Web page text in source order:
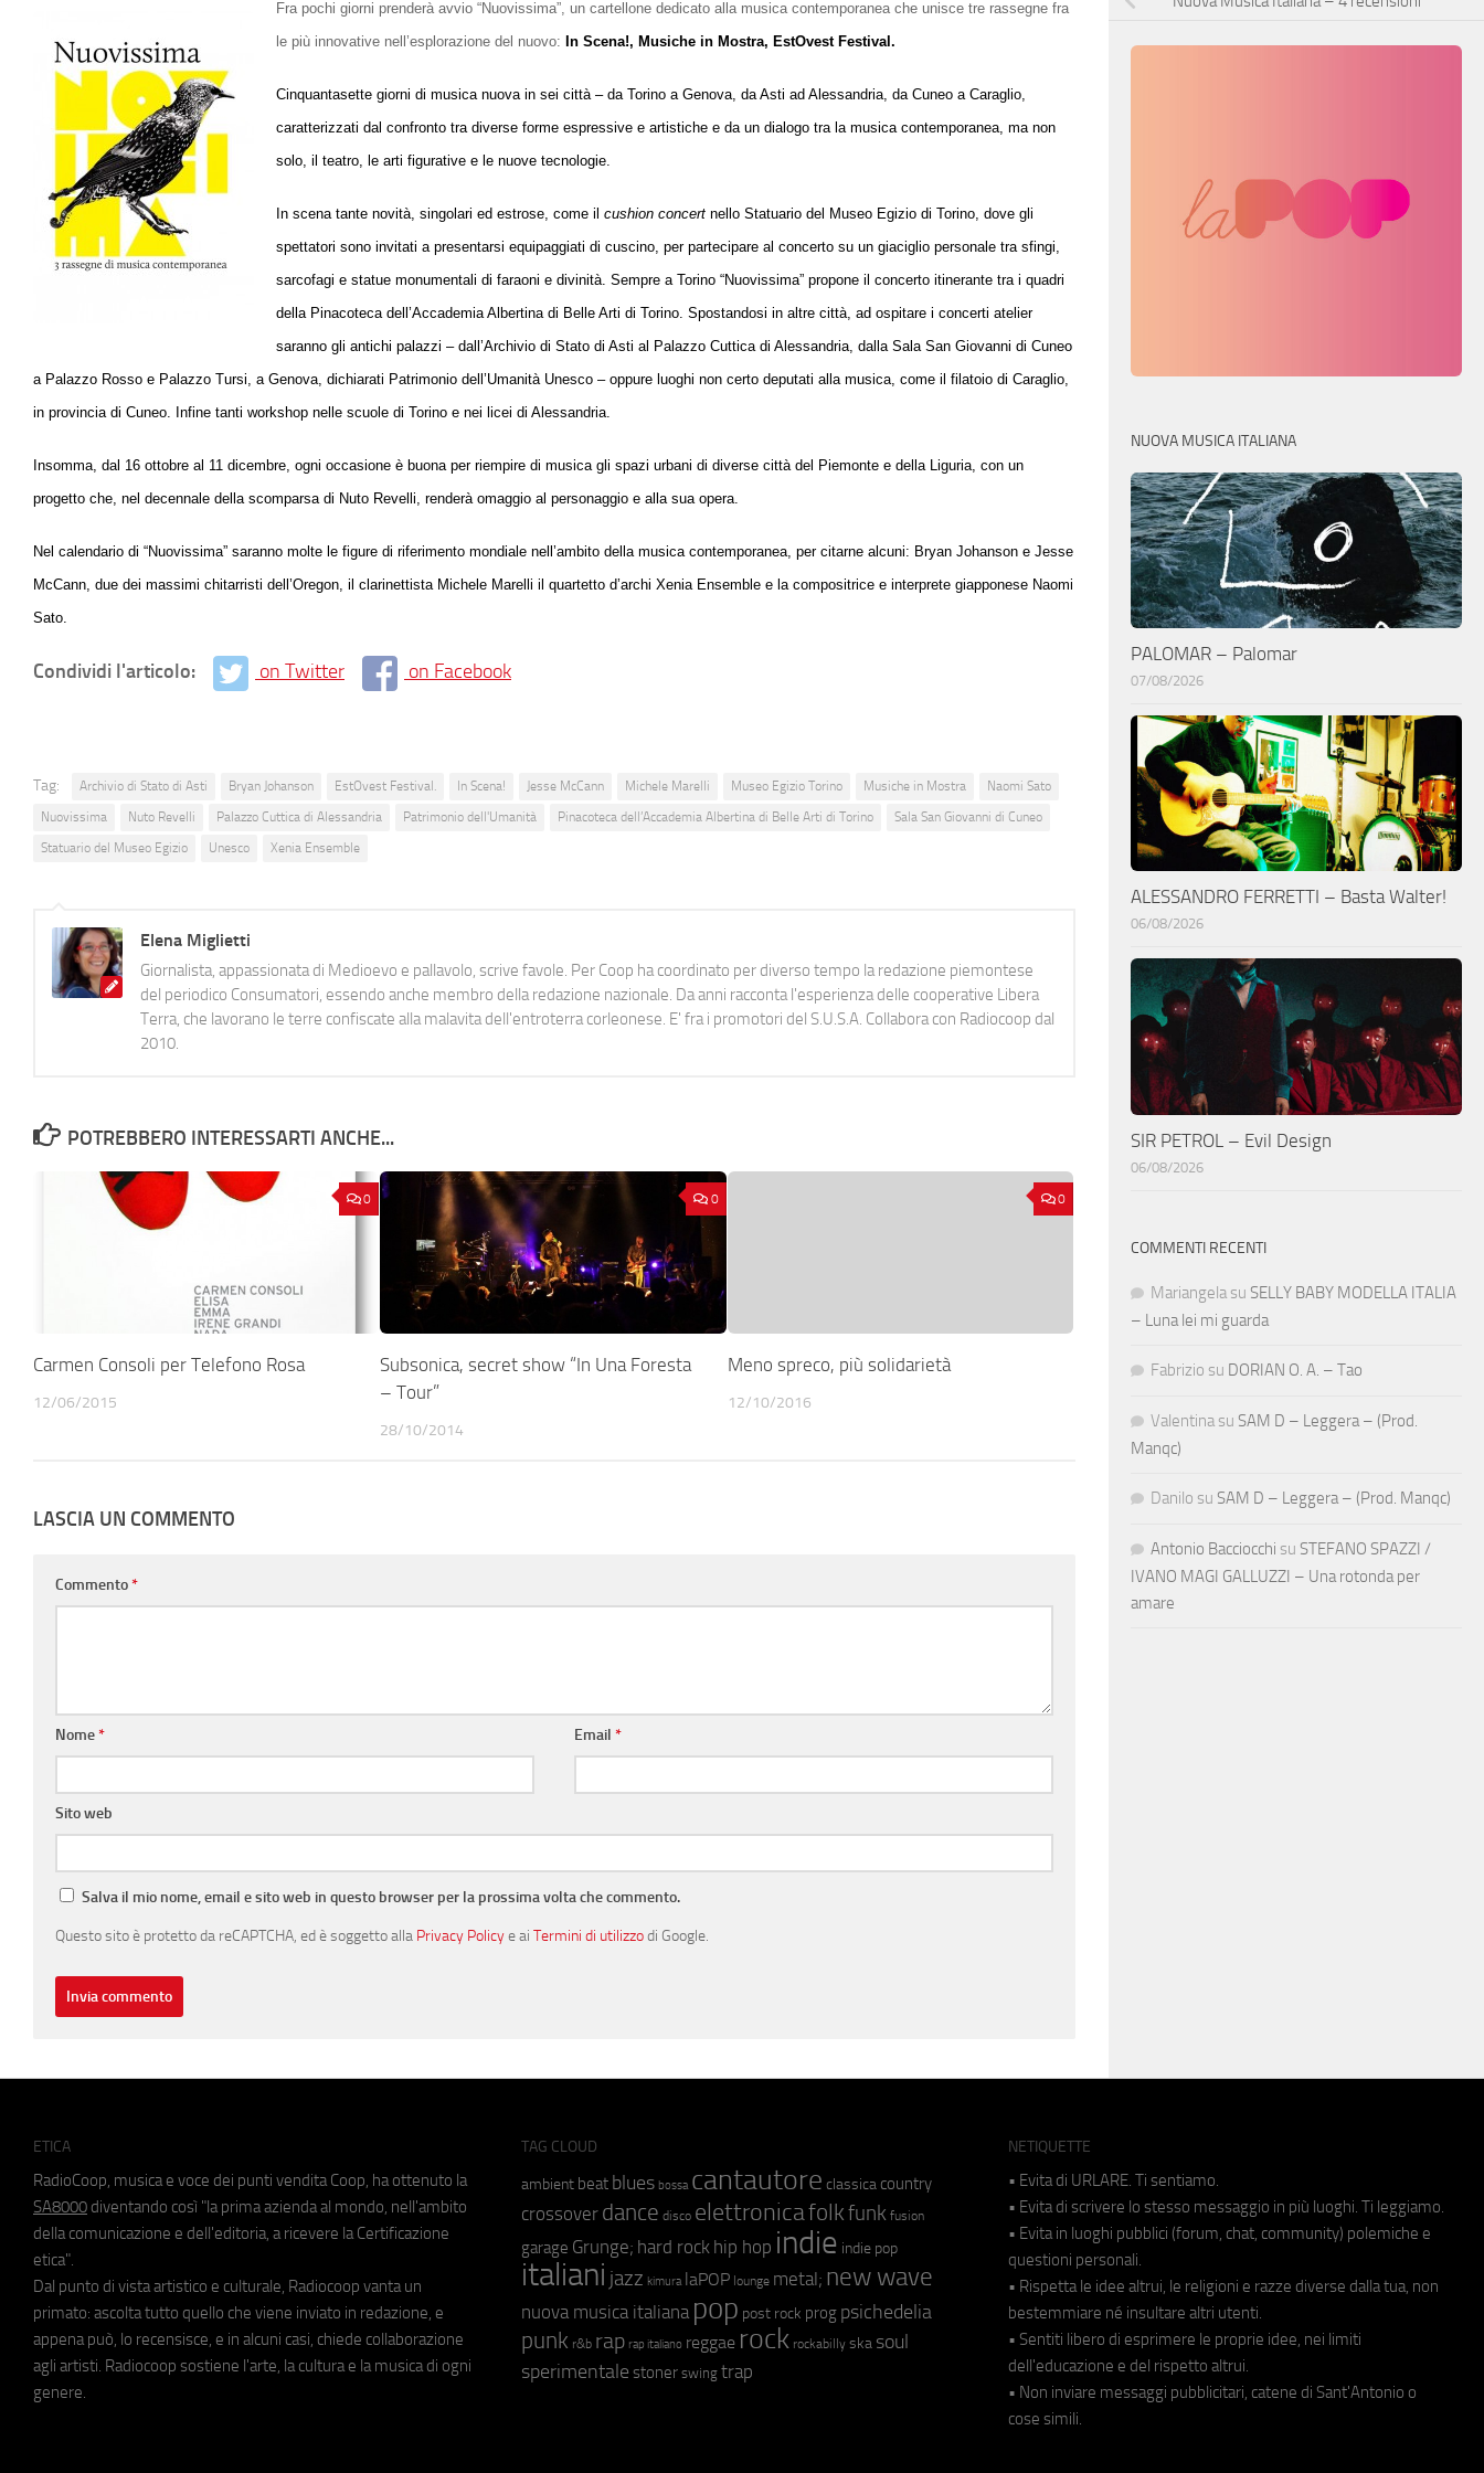
Fra pochi giorni prenderà avvio “Nuovissima”, un cartellone dedicato alla musica contemporanea che unisce tre rassegne fra
le più innovative nell’esplorazione del nuovo: In Scena!, Musiche in Mostra, EstOvest Festival.
Cinquantasette giorni di musica nuova in sei città – da Torino a Genova, da Asti ad Alessandria, da Cuneo a Caraglio,
caratterizzati dal confronto tra diverse forme espressive e artistiche e da un dialogo tra la musica contemporanea, ma non
solo, il teatro, le arti figurative e le nuove tecnologie.
In scena tante novità, singolari ed estrose, come il cushion concert nello Statuario del Museo Egizio di Torino, dove gli
spettatori sono invitati a presentarsi equipaggiati di cuscino, per partecipare al concerto su un giaciglio personale tra sfingi,
sarcofagi e statue monumentali di faraoni e divinità. Sempre a Torino “Nuovissima” propone il concerto itinerante tra i quadri
della Pinacoteca dell’Accademia Albertina di Belle Arti di Torino. Spostandosi in altre città, ad ospitare i concerti atelier
saranno gli antichi palazzi – dall’Archivio di Stato di Asti al Palazzo Cuttica di Alessandria, dalla Sala San Giovanni di Cuneo
a Palazzo Rosso e Palazzo Tursi, a Genova, dichiarati Patrimonio dell’Umanità Unesco – oppure luoghi non certo deputati alla musica, come il filatoio di Caraglio,
in provincia di Cuneo. Infine tanti workshop nelle scuole di Torino e nei licei di Alessandria.
Insomma, dal 16 ottobre al 11 dicembre, ogni occasione è buona per riempire di musica gli spazi urbani di diverse città del Piemonte e della Liguria, con un
progetto che, nel decennale della scomparsa di Nuto Revelli, renderà omaggio al personaggio e alla sua opera.
Nel calendario di “Nuovissima” saranno molte le figure di riferimento mondiale nell’ambito della musica contemporanea, per citarne alcuni: Bryan Johanson e Jesse
McCann, due dei massimi chitarristi dell’Oregon, il clarinettista Michele Marelli il quartetto d’archi Xenia Ensemble e la compositrice e interprete giapponese Naomi
Sato.
Condividi l'articolo: on Twitter on Facebook
Tag: Archivio di Stato di Asti Bryan Johanson EstOvest Festival. In Scena! Jesse McCann Michele Marelli Museo Egizio Torino Musiche in Mostra
Naomi Sato
Nuovissima
Nuto Revelli Palazzo Cuttica di Alessandria Patrimonio dell'Umanità Pinacoteca dell’Accademia Albertina di Belle Arti di Torino
Sala San Giovanni di Cuneo
Statuario del Museo Egizio
Unesco Xenia Ensemble
Elena Miglietti
Giornalista, appassionata di Medioevo e pallavolo, scrive favole. Per Coop ha coordinato per diverso tempo la redazione piemontese
del periodico Consumatori, essendo anche membro della redazione nazionale. Da anni racconta l'esperienza delle cooperative Libera
Terra, che lavorano le terre confiscate alla malavita dell'entroterra corleonese. E' fra i promotori del S.U.S.A. Collabora con Radiocoop dal
2010.
POTREBBERO INTERESSARTI ANCHE...
0
Carmen Consoli per Telefono Rosa
12/06/2015
0
Subsonica, secret show “In Una Foresta
– Tour”
28/10/2014
0
Meno spreco, più solidarietà
12/10/2016
LASCIA UN COMMENTO
Commento*
Nome* Email*
Sito web
Salva il mio nome, email e sito web in questo browser per la prossima volta che commento.
Questo sito è protetto da reCAPTCHA, ed è soggetto alla Privacy Policye ai Termini di utilizzodi Google.
NUOVA MUSICA ITALIANA
PALOMAR – Palomar
07/08/2026
ALESSANDRO FERRETTI – Basta Walter!
06/08/2026
SIR PETROL – Evil Design
06/08/2026
COMMENTI RECENTI
Mariangela su SELLY BABY MODELLA ITALIA
– Luna lei mi guarda
Fabrizio su DORIAN O. A. – Tao
Valentina su SAM D – Leggera – (Prod.
Manqc)
Danilo su SAM D – Leggera – (Prod. Manqc)
Antonio Bacciocchi su STEFANO SPAZZI /
IVANO MAGI GALLUZZI – Una rotonda per
amare
ETICA
RadioCoop, musica e voce dei punti vendita Coop, ha ottenuto la
SA8000 diventando così "la prima azienda al mondo, nell'ambito
della comunicazione e dell'editoria, a ricevere la Certificazione
etica".
Dal punto di vista artistico e culturale, Radiocoop vanta un
primato: ascolta tutto quello che viene inviato in redazione, e
appena può, lo recensisce, e in alcuni casi, chiede collaborazione
agli artisti. Radiocoop sostiene l'arte, la cultura e la musica di ogni
genere.
TAG CLOUD
ambient beat blues bossa cantautore classica country
crossover dance disco elettronicafolkfunk fusion
garage Grunge; hard rock hip hop indie indie pop
italiani jazz kimura laPOP lounge metal; new wave
nuova musica italiana pop post rock prog psichedelia
punk r&b rap rap italiano reggae rock rockabilly ska soul
sperimentale stoner swing trap
NETIQUETTE
• Evita di URLARE. Ti sentiamo.
• Evita di scrivere lo stesso messaggio in più luoghi. Ti leggiamo.
• Evita in luoghi pubblici (forum, chat, community) polemiche e
questioni personali.
• Rispetta le idee altrui, le religioni e razze diverse dalla tua, non
bestemmiare né insultare altri utenti.
• Sentiti libero di esprimere le proprie idee, nei limiti
dell'educazione e del rispetto altrui.
• Non inviare messaggi pubblicitari, catene di Sant'Antonio o
cose simili.